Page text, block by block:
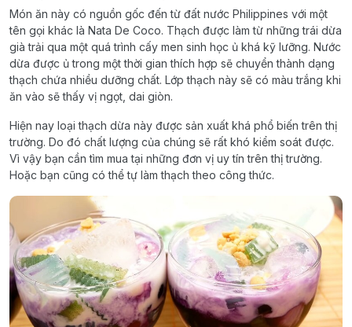
Món ăn này có nguồn gốc đến từ đất nước Philippines với một
tên gọi khác là Nata De Coco. Thạch được làm từ những trái dừa
già trải qua một quá trình cấy men sinh học ủ khá kỹ lưỡng. Nước
dừa được ủ trong một thời gian thích hợp sẽ chuyển thành dạng
thạch chứa nhiều dưỡng chất. Lớp thạch này sẽ có màu trắng khi
ăn vào sẽ thấy vị ngọt, dai giòn.
Hiện nay loại thạch dừa này được sản xuất khá phổ biến trên thị
trường. Do đó chất lượng của chúng sẽ rất khó kiểm soát được.
Vì vậy bạn cần tìm mua tại những đơn vị uy tín trên thị trường.
Hoặc bạn cũng có thể tự làm thạch theo công thức.